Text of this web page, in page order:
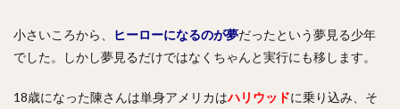
小さいころから、 ヒーローになるのが夢だったという夢見る少年
でした。しかし夢見るだけではなくちゃんと実行にも移します。
18歳になった陳さんは単身アメリカはハリウッドに乗り込み、そ